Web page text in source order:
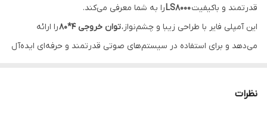
صدای بی‌نظیر، برای سیستم‌های صوتی
قدرتمند و حرفه‌ای ایده‌آل است.
قدرتمند و باکیفیتLS8000را به شما معرفی می‌کند.
این آمپلی فایر با طراحی زیبا و چشم‌نواز،توان خروجی 4*80
را ارائه
می‌دهد و برای استفاده در سیستم‌های صوتی قدرتمند و حرفه‌ای ایده‌آل
(توان خروجی)RMS Output Power (2 ohm) 120W x 4 CH
نظرات